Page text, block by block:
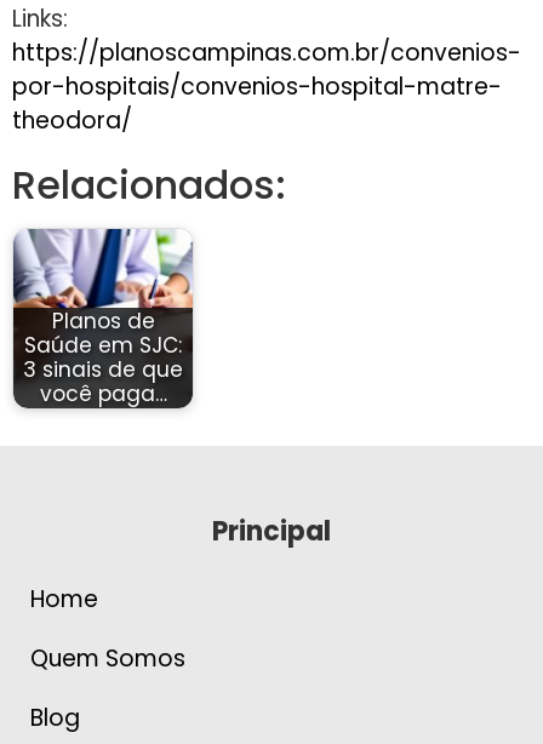
Links:
https://planoscampinas.com.br/convenios-
por-hospitais/convenios-hospital-matre-
theodora/
Relacionados:
Planos de
Saúde em SJC:
3 sinais de que
você paga…
Principal
Home
Quem Somos
Blog